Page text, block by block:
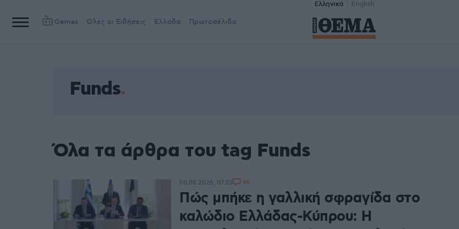
Ελληνικά English
Games Όλες οι Ειδήσεις Ελλάδα Πρωτοσέλιδα
Funds
Όλα τα άρθρα του tag Funds
Πώς μπήκε η γαλλική σφραγίδα στο
καλώδιο Ελλάδας-Κύπρου: Η
06.08.2026, 07:23 66